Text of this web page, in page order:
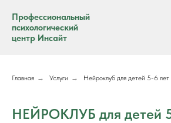
Профессиональный
психологический
центр Инсайт
Главная → Услуги → Нейроклуб для детей 5-6 лет
НЕЙРОКЛУБ для детей